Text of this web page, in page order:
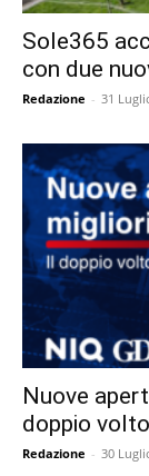
Sole365
con due
Redazione - 31
Nuove
doppio
Redazione - 30